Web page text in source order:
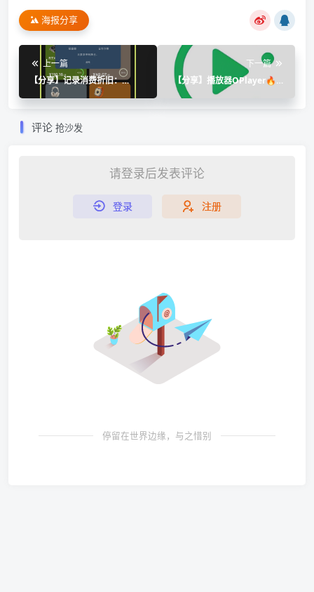
海报分享
上一篇
【分享】记录消费折旧：
Coday 1.2.15
下一篇
【分享】播放器OPlayer🔥安
卓万能播放器🔥最新版🔥
评论 抢沙发
请登录后发表评论
登录 注册
停留在世界边缘，与之惜别